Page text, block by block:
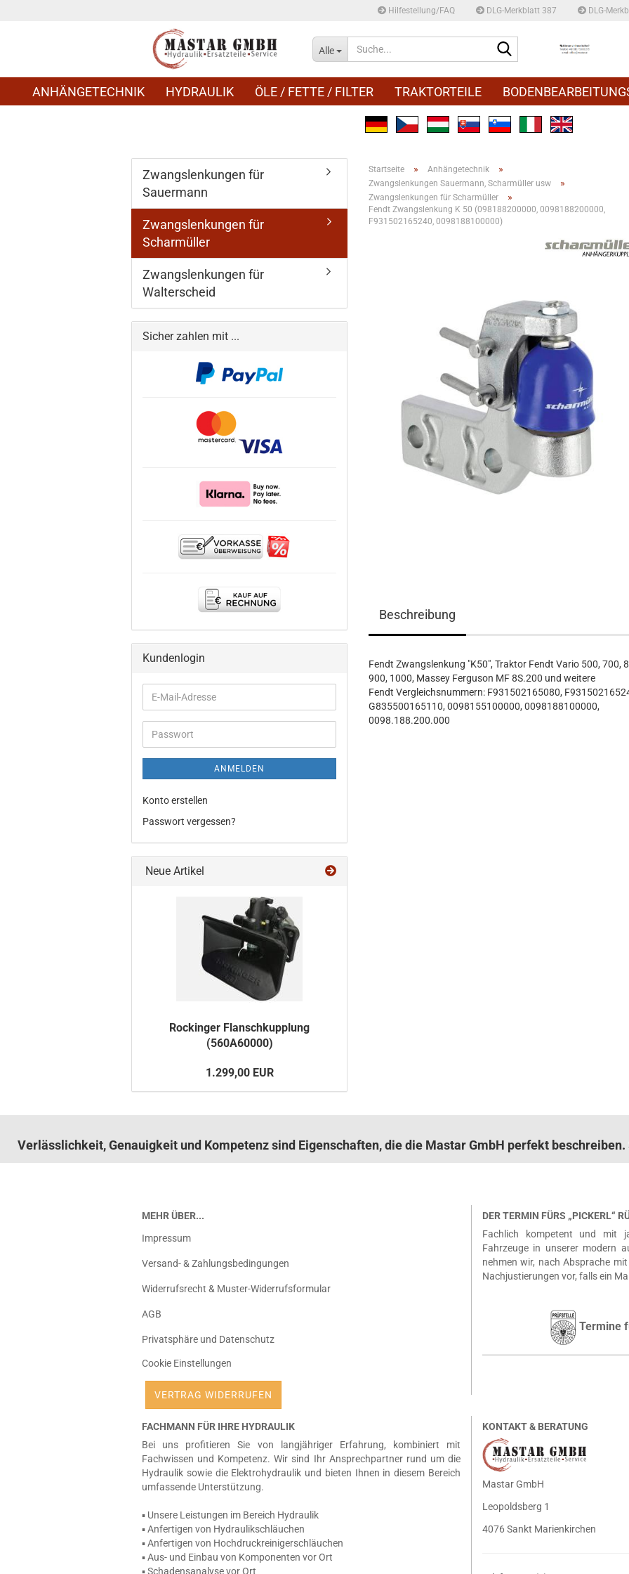
Hilfestellung/FAQ DLG-Merkblatt 387 DLG-
Alle
ANHÄNGETECHNIK HYDRAULIK ÖLE / FETTE / FILTER TRAKTORTEILE
Startseite » Anhängetechnik »
Zwangslenkungen Sauermann, Scharmüller usw »
Zwangslenkungen für Scharmüller »
Fendt Zwangslenkung K 50 (098188200000, 0098188200000,
F931502165240, 0098188100000)
Beschreibung
Fendt Zwangslenkung "K50", Traktor Fendt Vario 500, 700,
900, 1000, Massey Ferguson MF 8S.200 und weitere
Fendt Vergleichsnummern: F931502165080,
G835500165110, 0098155100000, 0098188100000,
0098.188.200.000
Zwangslenkungen für
Sauermann
Zwangslenkungen für
Scharmüller
Zwangslenkungen für
Walterscheid
Sicher zahlen mit ...
Kundenlogin
E-
Mail-
Adresse
Passwort
ANMELDEN
Konto erstellen
Passwort vergessen?
Neue Artikel
Ro­ck­in­ger Flansch­kupp­lung
(560A60000)
1.299,00 EUR
Verlässlichkeit, Genauigkeit und Kompetenz sind Eigenschaften, die die Mastar GmbH perfekt
MEHR ÜBER...
Impressum
Versand- & Zahlungsbedingungen
Widerrufsrecht & Muster-Widerrufsformular
AGB
Privatsphäre und Datenschutz
Cookie Einstellungen
DER TERMIN FÜRS „PICKERL“
Fachlich kompetent und mit
Fahrzeuge in unserer modern
nehmen wir, nach Absprache
Nachjustierungen vor, falls ein
Termine
FACHMANN FÜR IHRE HYDRAULIK
Bei uns profitieren Sie von langjähriger Erfahrung, kombiniert mit
Fachwissen und Kompetenz. Wir sind Ihr Ansprechpartner rund um die
Hydraulik sowie die Elektrohydraulik und bieten Ihnen in diesem Bereich
umfassende Unterstützung.
▪ Unsere Leistungen im Bereich Hydraulik
▪ Anfertigen von Hydraulikschläuchen
▪ Anfertigen von Hochdruckreinigerschläuchen
▪ Aus- und Einbau von Komponenten vor Ort
▪ Schadensanalyse vor Ort
KONTAKT & BERATUNG
Mastar GmbH
Leopoldsberg 1
4076 Sankt Marienkirchen
VERTRAG WIDERRUFEN